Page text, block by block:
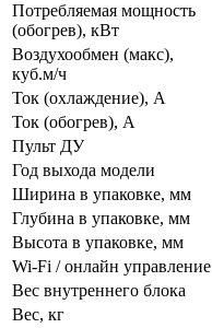
Потребляемая мощность
(обогрев), кВт
Воздухообмен (макс),
куб.м/ч
Ток (охлаждение), А
Ток (обогрев), А
Пульт ДУ
Год выхода модели
Ширина в упаковке, мм
Глубина в упаковке, мм
Высота в упаковке, мм
Wi-Fi / онлайн управление
Вес внутреннего блока
Вес, кг